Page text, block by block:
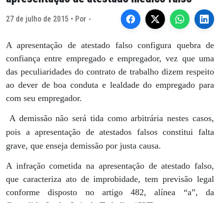
27 de julho de 2015 • Por -
A apresentação de atestado falso configura quebra de
confiança entre empregado e empregador, vez que uma
das peculiaridades do contrato de trabalho dizem respeito
ao dever de boa conduta e lealdade do empregado para
com seu empregador.
A demissão não será tida como arbitrária nestes casos,
pois a apresentação de atestados falsos constitui falta
grave, que enseja demissão por justa causa.
A infração cometida na apresentação de atestado falso,
que caracteriza ato de improbidade, tem previsão legal
conforme disposto no artigo 482, alínea “a”, da